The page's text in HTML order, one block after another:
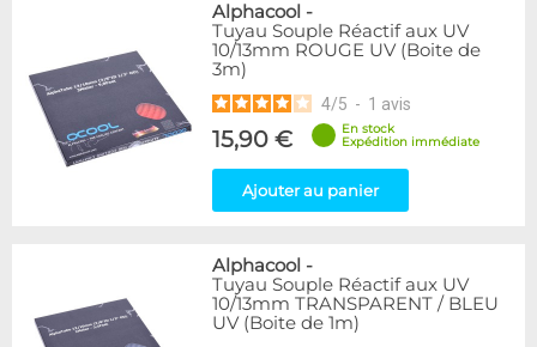
Alphacool -
Tuyau Souple Réactif aux UV
10/13mm ROUGE UV (Boite de
3m)
4/5 - 1 avis
15,90 €
En stock
Expédition immédiate
Ajouter au panier
Alphacool -
Tuyau Souple Réactif aux UV
10/13mm TRANSPARENT / BLEU
UV (Boite de 1m)